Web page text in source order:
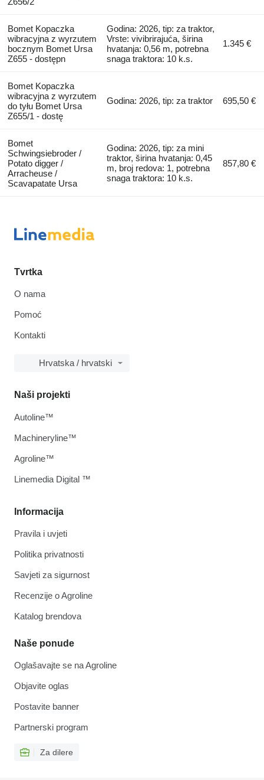
Bomet Kopaczka
wibracyjna z wyrzutem
bocznym Bomet Ursa
Z655 - dostępn
Godina: 2026, tip: za traktor,
Vrste: vivibrirajuća, širina
hvatanja: 0,56 m, potrebna
snaga traktora: 10 k.s.
1.345 €
Bomet Kopaczka
wibracyjna z wyrzutem
do tyłu Bomet Ursa
Z655/1 - dostę
Godina: 2026, tip: za traktor 695,50 €
Bomet
Schwingsiebroder /
Potato digger /
Arracheuse /
Scavapatate Ursa
Godina: 2026, tip: za mini
traktor, širina hvatanja: 0,45
m, broj redova: 1, potrebna
snaga traktora: 10 k.s.
857,80 €
Tvrtka
O nama
Pomoć
Kontakti
Hrvatska / hrvatski
Informacija
Pravila i uvjeti
Politika privatnosti
Savjeti za sigurnost
Recenzije o Agroline
Katalog brendova
Naše ponude
Oglašavajte se na Agroline
Objavite oglas
Postavite banner
Partnerski program
Za dilere
Naši projekti
Autoline™
Machineryline™
Agroline™
Linemedia Digital ™